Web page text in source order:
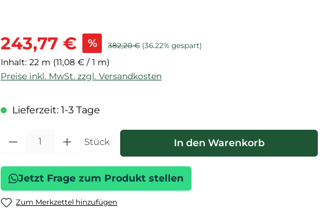
Verkaufspreis:
243,77 € % Regulärer Preis:
382,20 € (36.22% gespart)
Inhalt: 22 m (11,08 € / 1 m)
Preise inkl. MwSt. zzgl. Versandkosten
Lieferzeit: 1-3 Tage
Produkt Anzahl: Gib den gewünschten Wert ein oder benutze die
Stück In den Warenkorb
Jetzt Frage zum Produkt stellen
Zum Merkzettel hinzufügen